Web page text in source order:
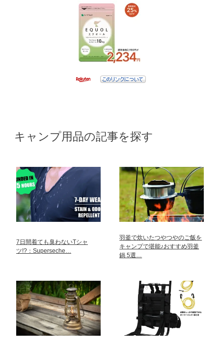
キャンプ用品の記事を探す
7日間着ても臭わないTシャ
ツ!?：Superseche…
羽釜で炊いたつやつやのご飯を
キャンプで堪能♪おすすめ羽釜
鍋 5選…